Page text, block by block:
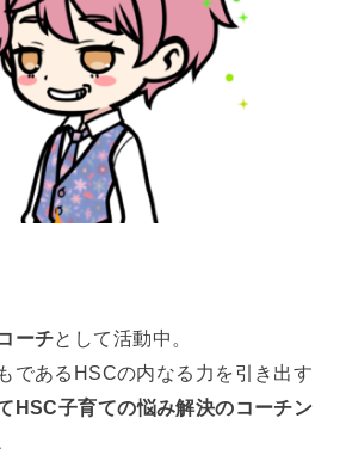
ーチとして活動中。
であるHSCの内なる力を引き出す
HSC子育ての悩み解決のコーチン